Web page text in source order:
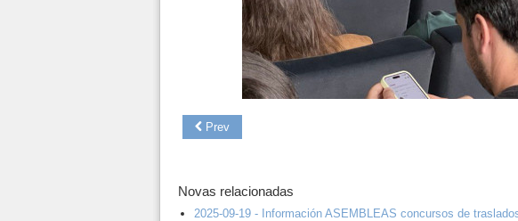
Prev
Novas relacionadas
2025-09-19 - Información ASEMBLEAS concursos de